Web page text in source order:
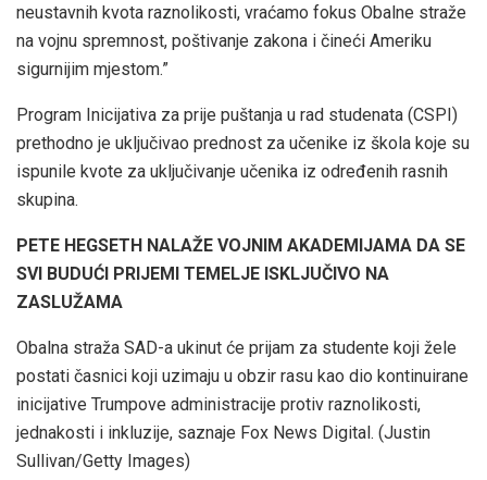
neustavnih kvota raznolikosti, vraćamo fokus Obalne straže
na vojnu spremnost, poštivanje zakona i čineći Ameriku
sigurnijim mjestom.”
Program Inicijativa za prije puštanja u rad studenata (CSPI)
prethodno je uključivao prednost za učenike iz škola koje su
ispunile kvote za uključivanje učenika iz određenih rasnih
skupina.
PETE HEGSETH NALAŽE VOJNIM AKADEMIJAMA DA SE
SVI BUDUĆI PRIJEMI TEMELJE ISKLJUČIVO NA
ZASLUŽAMA
Obalna straža SAD-a ukinut će prijam za studente koji žele
postati časnici koji uzimaju u obzir rasu kao dio kontinuirane
inicijative Trumpove administracije protiv raznolikosti,
jednakosti i inkluzije, saznaje Fox News Digital. (Justin
Sullivan/Getty Images)